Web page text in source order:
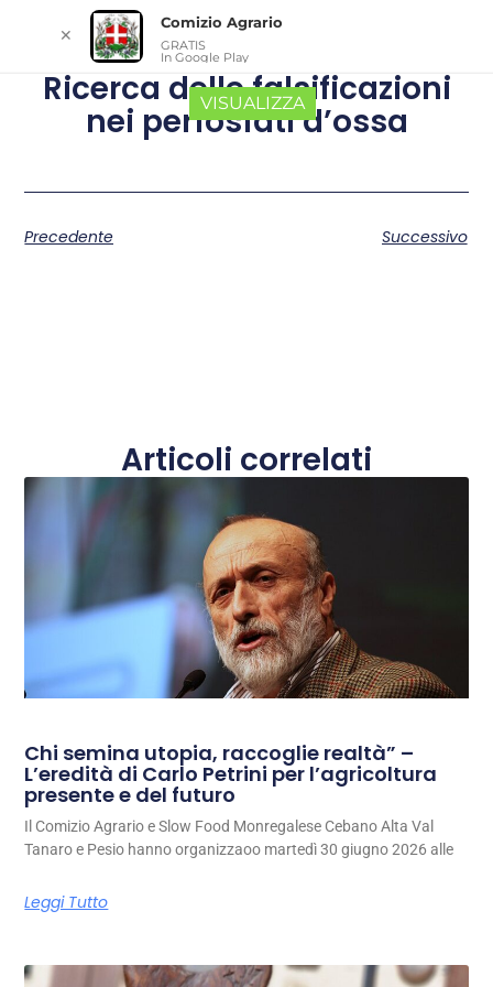
Ricerca delle falsificazioni
nei perfosfati d’ossa
Precedente Successivo
Articoli correlati
Chi semina utopia, raccoglie realtà” –
L’eredità di Carlo Petrini per l’agricoltura
presente e del futuro
Il Comizio Agrario e Slow Food Monregalese Cebano Alta Val
Tanaro e Pesio hanno organizzaoo martedì 30 giugno 2026 alle
Leggi Tutto
✕
Comizio Agrario
GRATIS
In Google Play
VISUALIZZA